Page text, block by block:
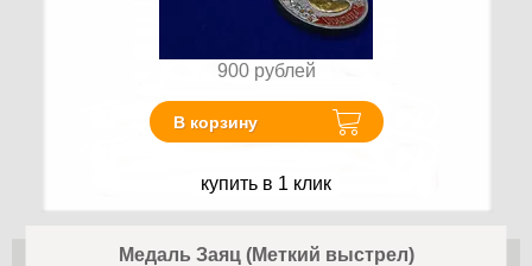
900 рублей
В корзину
купить в 1 клик
Медаль Заяц (Меткий выстрел)